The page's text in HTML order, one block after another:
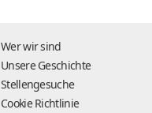
Wer wir sind
Unsere Geschichte
Stellengesuche
Cookie Richtlinie